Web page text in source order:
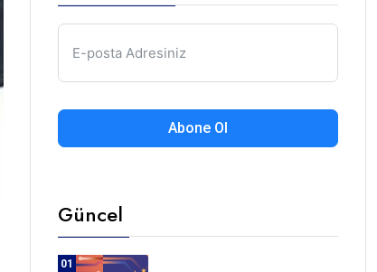
Abone Ol
Güncel
01